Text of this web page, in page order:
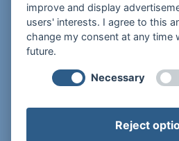
info@apph-nordhessen.de
improve and display
users' interests. I agree to this
change my consent at any time
future.
Necessary
Reject